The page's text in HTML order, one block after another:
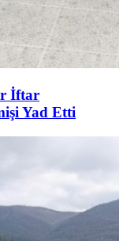
İftar
Yad Etti